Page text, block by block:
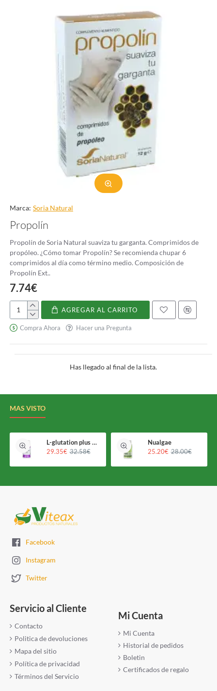
Marca: Soria Natural
Propolín
Propolín de Soria Natural suaviza tu garganta. Comprimidos de
propóleo. ¿Cómo tomar Propolín? Se recomienda chupar 6
comprimidos al día como término medio. Composición de
Propolín Ext..
7.74€
Propolín
AGREGAR AL CARRITO
Compra Ahora Hacer una Pregunta
Has llegado al final de la lista.
MAS VISTO
L-glutation plus Holomega
29.35€ 32.58€
Nualgae
25.20€ 28.00€
Facebook
Instagram
Twitter
Servicio al Cliente
Contacto
Politica de devoluciones
Mapa del sitio
Política de privacidad
Términos del Servicio
Mi Cuenta
Mi Cuenta
Historial de pedidos
Boletin
Certificados de regalo